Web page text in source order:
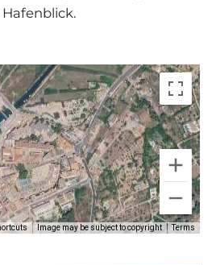
Image may be subject to copyright Terms